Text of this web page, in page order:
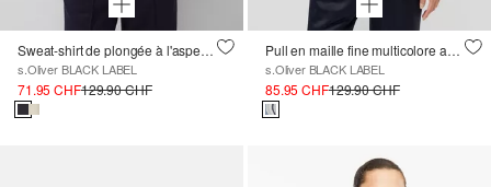
Sweat-shirt de plongée à l'aspect superposé
s.Oliver BLACK LABEL
71.95 CHF129.90 CHF
Pull en maille fine multicolore avec encolure bateau
s.Oliver BLACK LABEL
85.95 CHF129.90 CHF